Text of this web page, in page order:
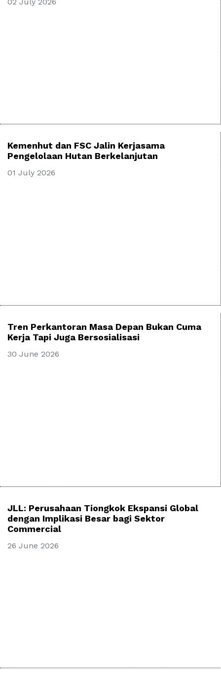
02 July 2026
Kemenhut dan FSC Jalin Kerjasama
Pengelolaan Hutan Berkelanjutan
01 July 2026
Tren Perkantoran Masa Depan Bukan Cuma
Kerja Tapi Juga Bersosialisasi
30 June 2026
JLL: Perusahaan Tiongkok Ekspansi Global
dengan Implikasi Besar bagi Sektor
Commercial
26 June 2026